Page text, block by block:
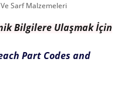
Sarf Malzemeleri
Bilgilere Ulaşmak İçin
Part Codes and